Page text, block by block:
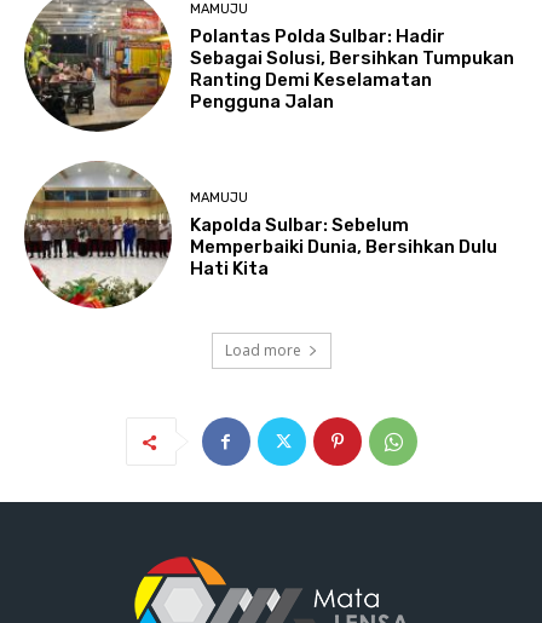
MAMUJU
Polantas Polda Sulbar: Hadir
Sebagai Solusi, Bersihkan Tumpukan
Ranting Demi Keselamatan
Pengguna Jalan
MAMUJU
Kapolda Sulbar: Sebelum
Memperbaiki Dunia, Bersihkan Dulu
Hati Kita
Load more